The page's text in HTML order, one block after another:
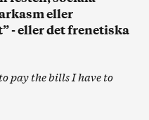
eller
- eller det frenetiska
pay the bills I have to